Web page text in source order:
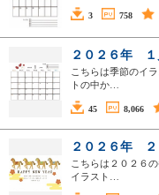
3 758
２０２６年
こちらは季節のイ
トの中か…
45 8,066
２０２６年
こちらは２０２６
イラスト…